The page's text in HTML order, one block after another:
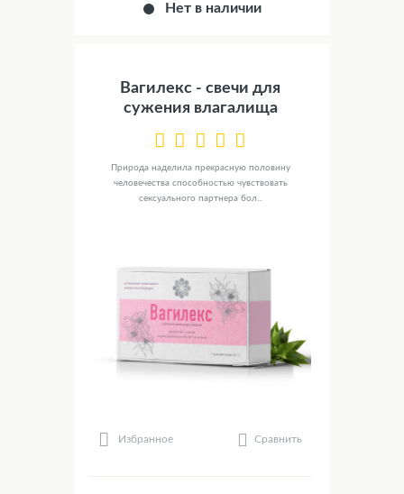
Нет в наличии
Вагилекс - свечи для
сужения влагалища
Природа наделила прекрасную половину
человечества способностью чувствовать
сексуального партнера бол...
Избранное Сравнить